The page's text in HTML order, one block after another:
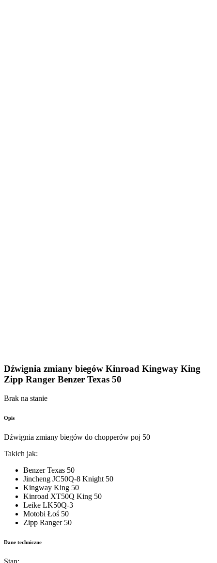
Dźwignia zmiany biegów Kinroad Kingway King
Zipp Ranger Benzer Texas 50
Brak na stanie
Opis
Dźwignia zmiany biegów do chopperów poj 50
Takich jak:
Benzer Texas 50
Jincheng JC50Q-8 Knight 50
Kingway King 50
Kinroad XT50Q King 50
Leike LK50Q-3
Motobi Łoś 50
Zipp Ranger 50
Dane techniczne
Stan: